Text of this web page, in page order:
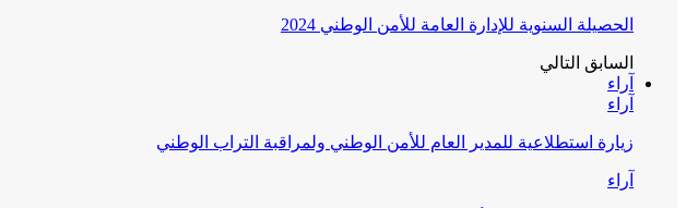
الحصيلة السنوية للإدارة العامة للأمن الوطني 2024
السابق التالي
آراء
آراء
زيارة استطلاعية للمدير العام للأمن الوطني ولمراقبة التراب الوطني
آراء